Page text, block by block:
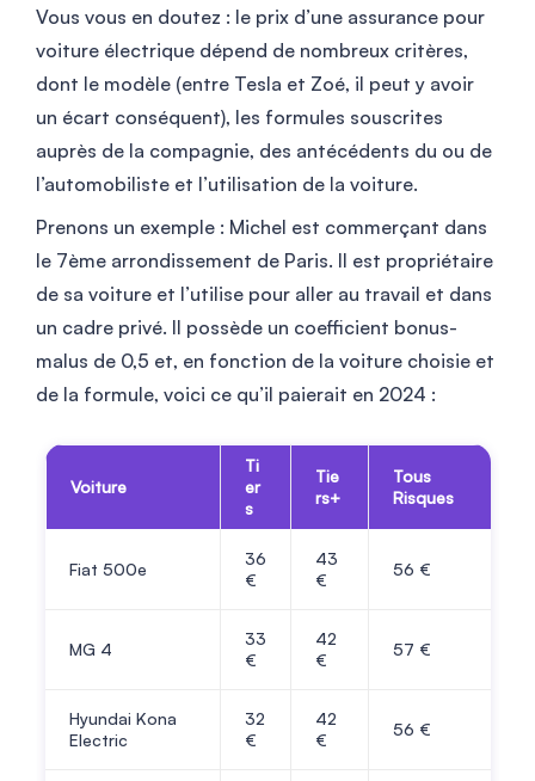
Vous vous en doutez : le prix d’une assurance pour
voiture électrique dépend de nombreux critères,
dont le modèle (entre Tesla et Zoé, il peut y avoir
un écart conséquent), les formules souscrites
auprès de la compagnie, des antécédents du ou de
l’automobiliste et l’utilisation de la voiture.
Prenons un exemple : Michel est commerçant dans
le 7ème arrondissement de Paris. Il est propriétaire
de sa voiture et l’utilise pour aller au travail et dans
un cadre privé. Il possède un coefficient bonus-
malus de 0,5 et, en fonction de la voiture choisie et
de la formule, voici ce qu’il paierait en 2024 :
Voiture
Ti
er
s
Tie
rs+
Tous
Risques
Fiat 500e
36
€
43
€
56 €
MG 4
33
€
42
€
57 €
Hyundai Kona
Electric
32
€
42
€
56 €